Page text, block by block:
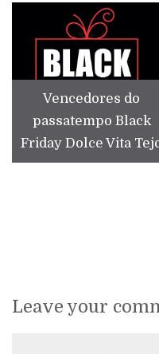
Vencedores do
passatempo Black
Friday Dolce Vita
Leave your